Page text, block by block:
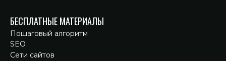
БЕСПЛАТНЫЕ МАТЕРИАЛЫ
Пошаговый алгоритм
SEO
Сети сайтов